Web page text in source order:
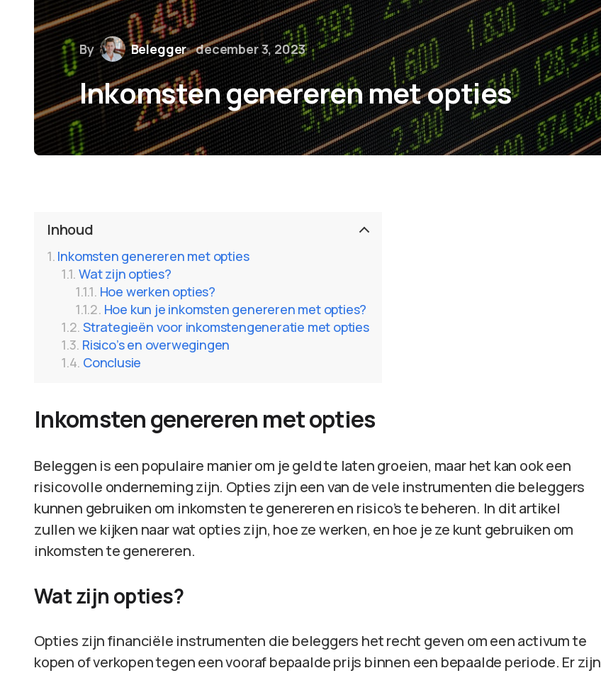
By Belegger december 3, 2023
Inkomsten genereren met opties
Inhoud
Inkomsten genereren met opties
Wat zijn opties?
Hoe werken opties?
Hoe kun je inkomsten genereren met opties?
Strategieën voor inkomstengeneratie met opties
Risico’s en overwegingen
Conclusie
Inkomsten genereren met opties
Beleggen is een populaire manier om je geld te laten groeien, maar het kan ook een
risicovolle onderneming zijn. Opties zijn een van de vele instrumenten die beleggers
kunnen gebruiken om inkomsten te genereren en risico’s te beheren. In dit artikel
zullen we kijken naar wat opties zijn, hoe ze werken, en hoe je ze kunt gebruiken om
inkomsten te genereren.
Wat zijn opties?
Opties zijn financiële instrumenten die beleggers het recht geven om een activum te
kopen of verkopen tegen een vooraf bepaalde prijs binnen een bepaalde periode. Er zijn